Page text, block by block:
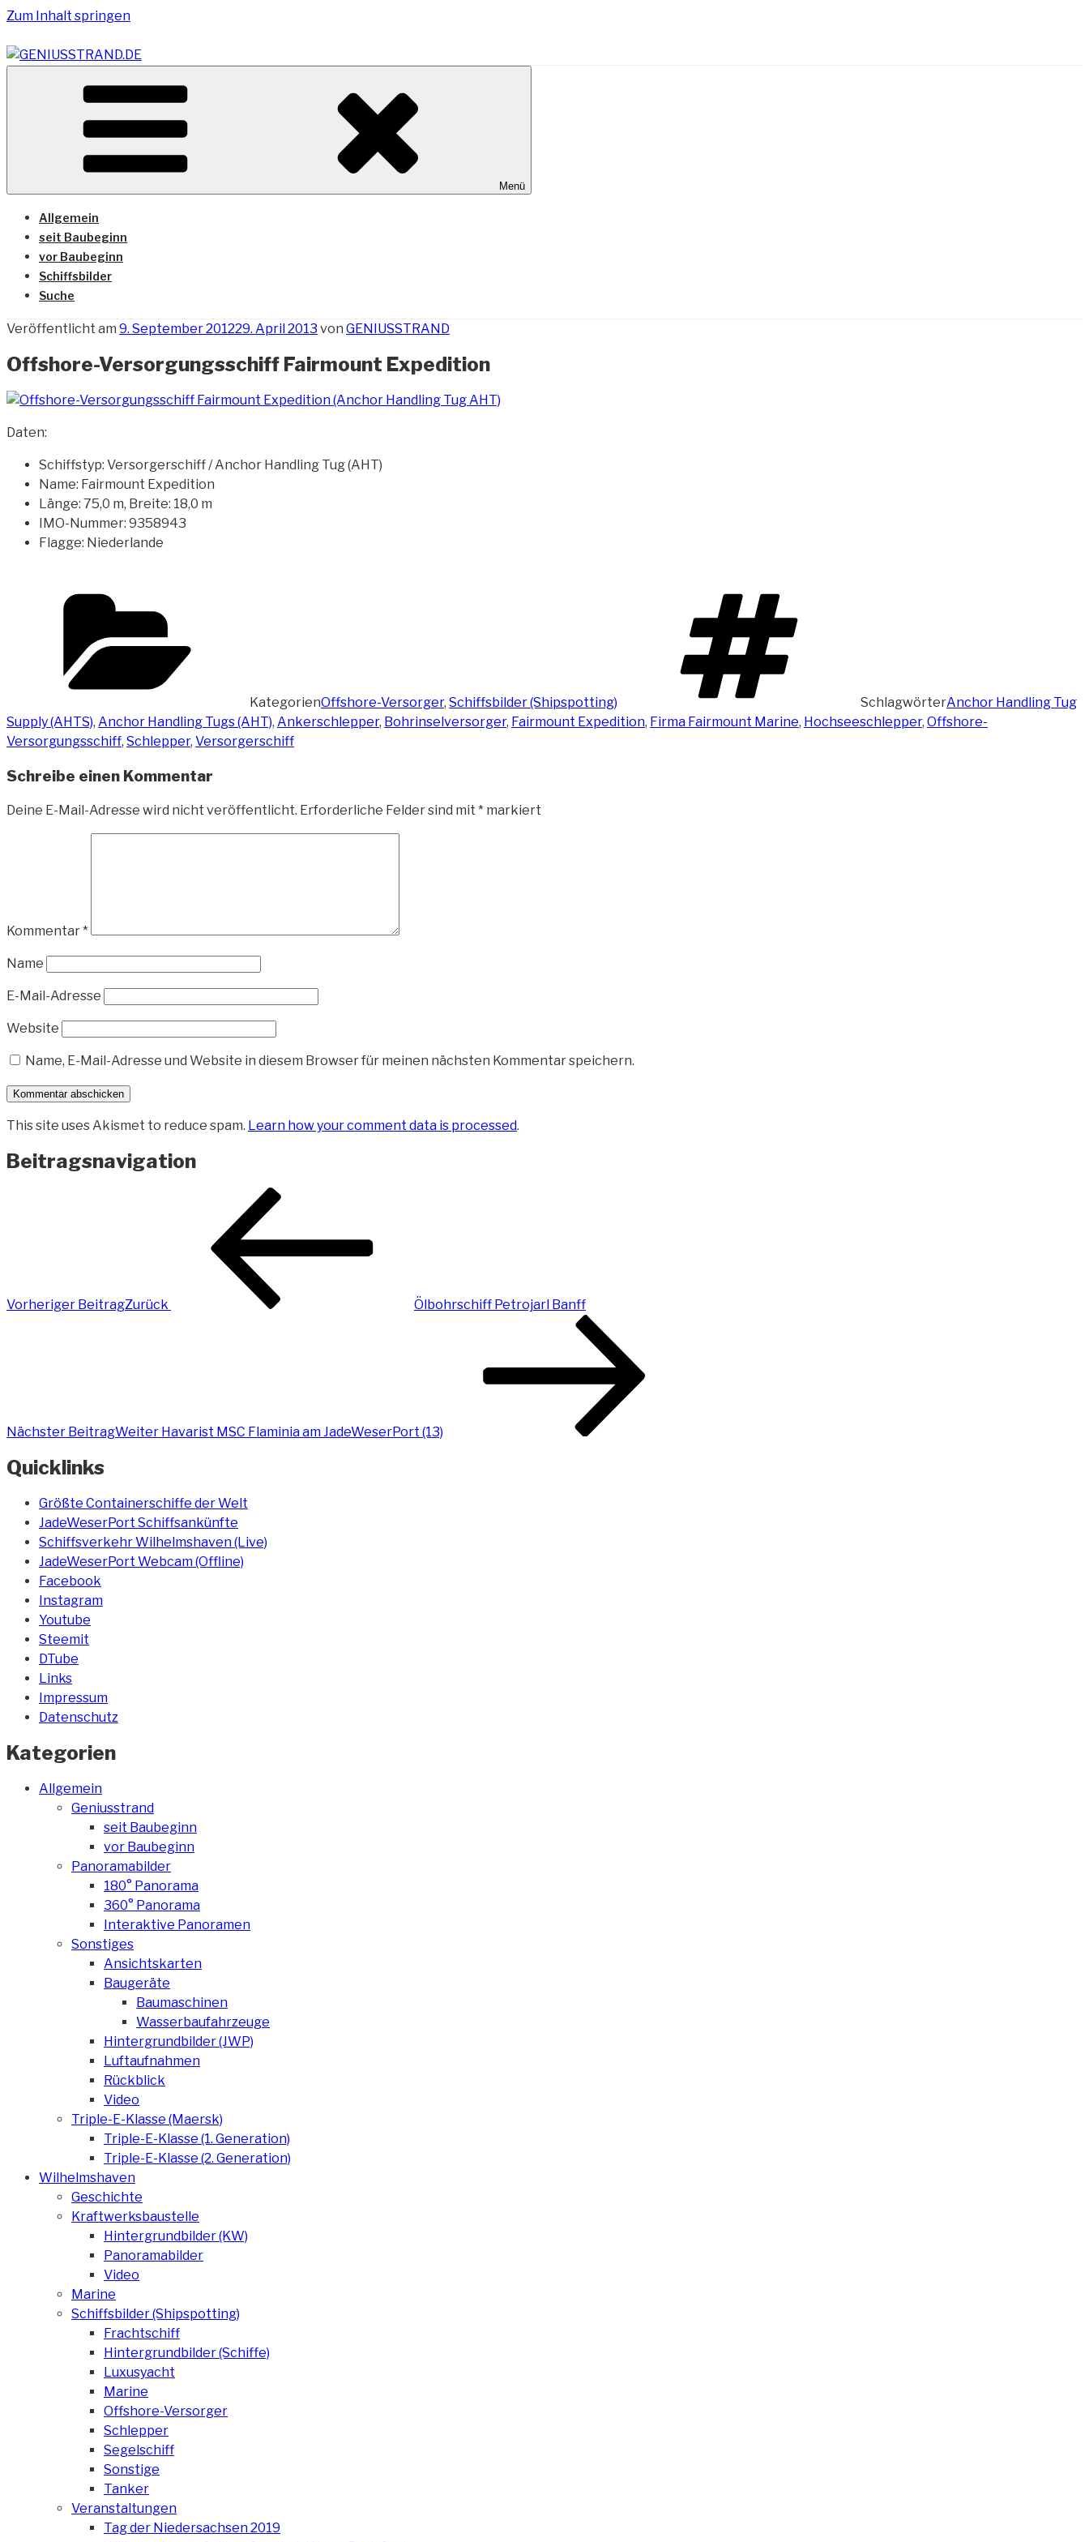
Zum Inhalt springen
GENIUSSTRAND.DE
Vom Geniusstrand zum JadeWeserPort/Container Terminal Wilhelmshaven
Menü
Allgemein
seit Baubeginn
vor Baubeginn
Schiffsbilder
Suche
Veröffentlicht am 9. September 201229. April 2013 von GENIUSSTRAND
Offshore-Versorgungsschiff Fairmount Expedition
Daten:
Schiffstyp: Versorgerschiff / Anchor Handling Tug (AHT)
Name: Fairmount Expedition
Länge: 75,0 m, Breite: 18,0 m
IMO-Nummer: 9358943
Flagge: Niederlande
KategorienOffshore-Versorger, Schiffsbilder (Shipspotting) SchlagwörterAnchor Handling Tug
Supply (AHTS), Anchor Handling Tugs (AHT), Ankerschlepper, Bohrinselversorger, Fairmount Expedition, Firma Fairmount Marine, Hochseeschlepper, Offshore-
Versorgungsschiff, Schlepper, Versorgerschiff
Schreibe einen Kommentar
Deine E-Mail-Adresse wird nicht veröffentlicht. Erforderliche Felder sind mit * markiert
Kommentar*
Name
E-Mail-Adresse
Website
Name, E-Mail-Adresse und Website in diesem Browser für meinen nächsten Kommentar speichern.
This site uses Akismet to reduce spam. Learn how your comment data is processed.
Beitragsnavigation
Vorheriger BeitragZurück Ölbohrschiff Petrojarl Banff
Nächster BeitragWeiter Havarist MSC Flaminia am JadeWeserPort (13)
Quicklinks
Größte Containerschiffe der Welt
JadeWeserPort Schiffsankünfte
Schiffsverkehr Wilhelmshaven (Live)
JadeWeserPort Webcam (Offline)
Facebook
Instagram
Youtube
Steemit
DTube
Links
Impressum
Datenschutz
Kategorien
Allgemein
Geniusstrand
seit Baubeginn
vor Baubeginn
Panoramabilder
180° Panorama
360° Panorama
Interaktive Panoramen
Sonstiges
Ansichtskarten
Baugeräte
Baumaschinen
Wasserbaufahrzeuge
Hintergrundbilder (JWP)
Luftaufnahmen
Rückblick
Video
Triple-E-Klasse (Maersk)
Triple-E-Klasse (1. Generation)
Triple-E-Klasse (2. Generation)
Wilhelmshaven
Geschichte
Kraftwerksbaustelle
Hintergrundbilder (KW)
Panoramabilder
Video
Marine
Schiffsbilder (Shipspotting)
Frachtschiff
Hintergrundbilder (Schiffe)
Luxusyacht
Marine
Offshore-Versorger
Schlepper
Segelschiff
Sonstige
Tanker
Veranstaltungen
Tag der Niedersachsen 2019